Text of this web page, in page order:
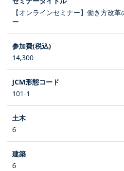
【オンラインセミナー】働き方改
ー
14,300
101-1
6
6